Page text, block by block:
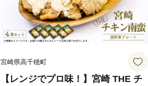
宮崎県高千穂町
【レンジでプロ味！】宮崎 THE チ